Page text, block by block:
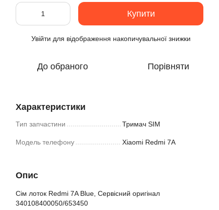
Купити
Увійти для відображення накопичувальної знижки
До обраного Порівняти
Характеристики
Тип запчастини Тримач SIM
Модель телефону Xiaomi Redmi 7A
Опис
Сім лоток Redmi 7A Blue, Сервісний оригінал
340108400050/653450